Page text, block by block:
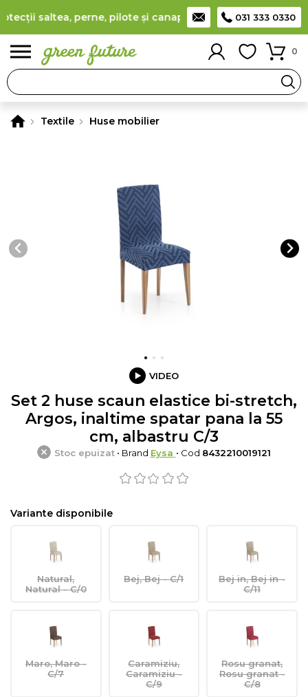
saltea, perne, pilote și canapele (detalii) Producător
031 333 0330
0
Textile Huse mobilier
VIDEO
Set 2 huse scaun elastice bi-stretch,
Argos, inaltime spatar pana la 55
cm, albastru C/3
Stoc epuizat• Brand Eysa • Cod 8432210019121
Variante disponibile
Natural,
Natural - C/0
Bej, Bej - C/1
Bej in, Bej in -
C/11
Maro, Maro -
C/7
Caramiziu,
Caramiziu -
C/9
Rosu granat,
Rosu granat -
C/8